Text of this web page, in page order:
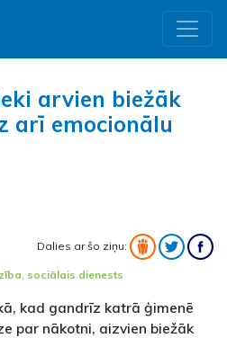
arvien biežāk
arī emocionālu
Dalies ar šo ziņu:
sociālais dienests
kad gandrīz katrā ģimenē
par nākotni, aizvien biežāk